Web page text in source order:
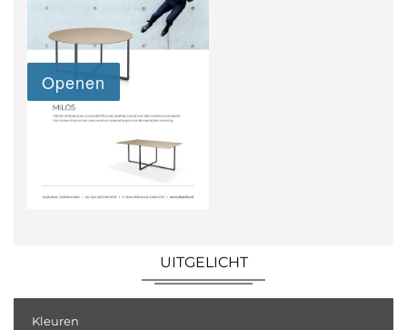
UITGELICHT
Kleuren